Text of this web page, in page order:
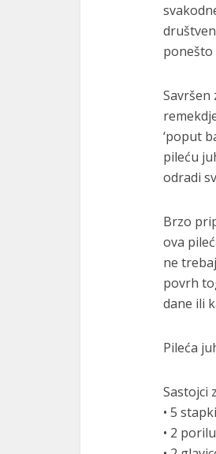
ponešto
Savršen
‘poput
pileću
odradi
Brzo
ova
ne
povrh
dane ili
Pileća
Sastojci
• 5
• 2